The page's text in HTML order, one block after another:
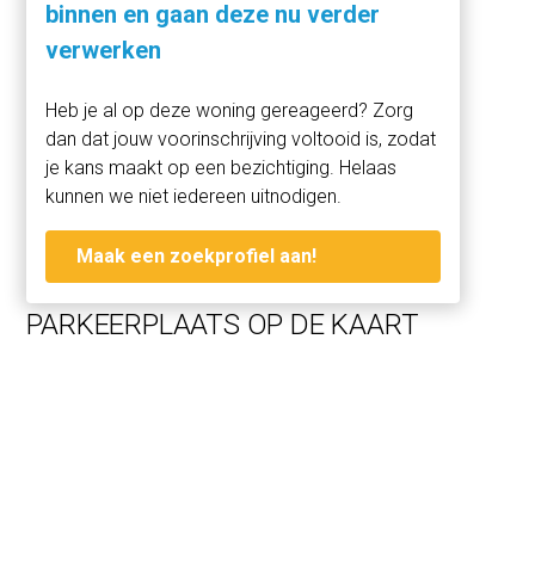
Ideaal voor bewoners van het complex of
appartementseigenaren in de directe omgeving die op
binnen en gaan deze nu verder
verwerken
Heb je al op deze woning gereageerd? Zorg
dan dat jouw voorinschrijving voltooid is, zodat
je kans maakt op een bezichtiging. Helaas
kunnen we niet iedereen uitnodigen.
Maak een zoekprofiel aan!
PARKEERPLAATS OP DE KAART